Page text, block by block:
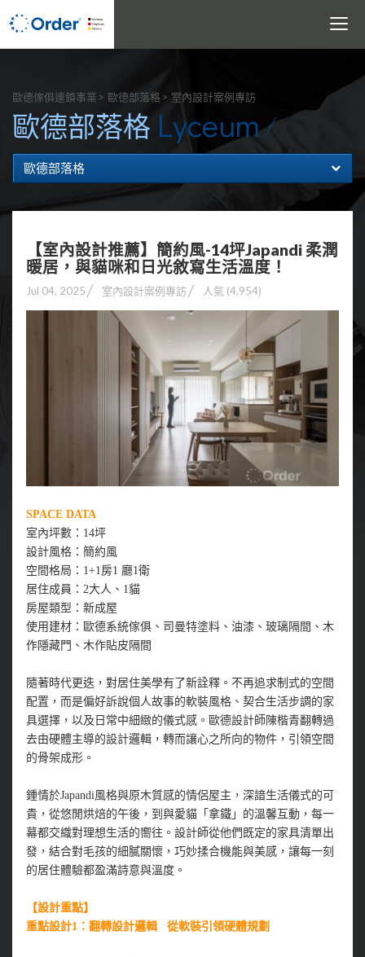
Toggle
歐德傢俱連鎖事業 歐德部落格 室內設計案例專訪
歐德部落格 Lyceum
歐德部落格
【室內設計推薦】簡約風-14坪Japandi 柔潤
暖居，與貓咪和日光敘寫生活溫度！
Jul 04, 2025 室內設計案例專訪 人氣 (4,954)
SPACE DATA
室內坪數：14坪
設計風格：簡約風
空間格局：1+1房1 廳1衛
居住成員：2大人、1貓
房屋類型：新成屋
使用建材：歐德系統傢俱、司曼特塗料、油漆、玻璃隔間、木
作隱藏門、木作貼皮隔間
隨著時代更迭，對居住美學有了新詮釋。不再追求制式的空間
配置，而是偏好訴說個人故事的軟裝風格、契合生活步調的家
具選擇，以及日常中細緻的儀式感。歐德設計師陳楷青翻轉過
去由硬體主導的設計邏輯，轉而讓心之所向的物件，引領空間
的骨架成形。
鍾情於Japandi風格與原木質感的情侶屋主，深諳生活儀式的可
貴，從悠閒烘焙的午後，到與愛貓「拿鐵」的溫馨互動，每一
幕都交織對理想生活的嚮往。設計師從他們既定的家具清單出
發，結合對毛孩的細膩關懷，巧妙揉合機能與美感，讓每一刻
的居住體驗都盈滿詩意與溫度。
【設計重點】
重點設計1：翻轉設計邏輯 從軟裝引領硬體規劃